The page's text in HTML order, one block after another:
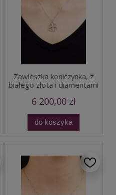
Zawieszka koniczynka, z
białego złota i diamentami
6 200,00 zł
do koszyka